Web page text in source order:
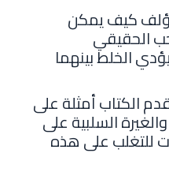
كيف يمكن
الحقيقي
الخلط بينهما
الكتاب أمثلة على
السلبية على
للتغلب على هذه